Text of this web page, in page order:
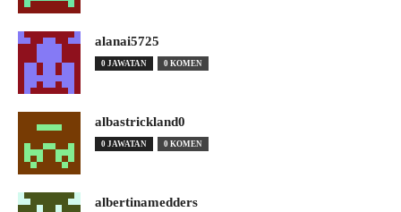
alanai5725
0 JAWATAN 0 KOMEN
albastrickland0
0 JAWATAN 0 KOMEN
albertinamedders